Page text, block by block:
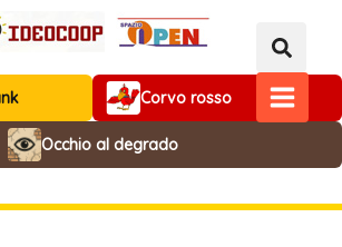
MAIN
Corvo rosso
Occhio al degrado